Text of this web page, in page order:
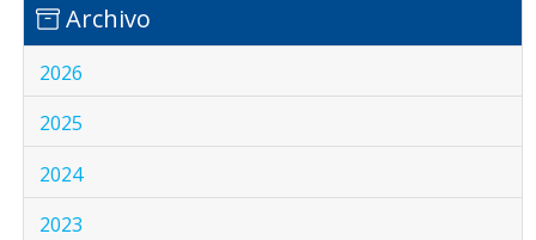
Archivo
2026
2025
2024
2023